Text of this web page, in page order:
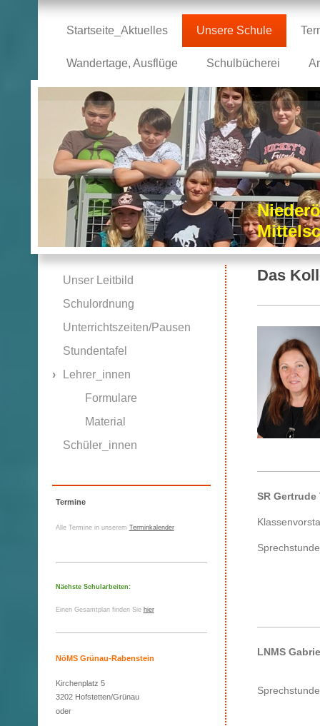
Startseite_Aktuelles Unsere Schule
Wandertage, Ausflüge Schulbücherei
Das
SR
LNMS
Unser Leitbild
Schulordnung
Unterrichtszeiten/Pausen
Stundentafel
Lehrer_innen
Formulare
Material
Schüler_innen
Termine
Alle Termine in unserem Terminkalender
Nächste Schularbeiten:
Einen Gesamtplan finden Sie hier
NöMS Grünau-Rabenstein
Kirchenplatz 5
3202 Hofstetten/Grünau
oder